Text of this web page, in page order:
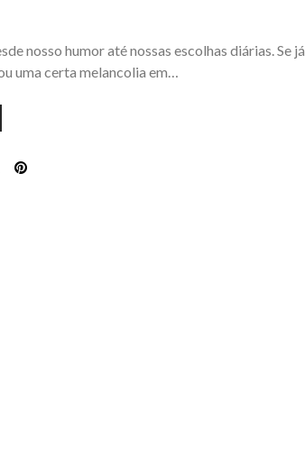
nosso humor até nossas escolhas diárias. Se já
uma certa melancolia em…